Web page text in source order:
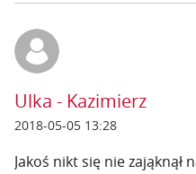
Ulka - Kazimierz
2018-05-05 13:28
Jakoś nikt się nie zająknął